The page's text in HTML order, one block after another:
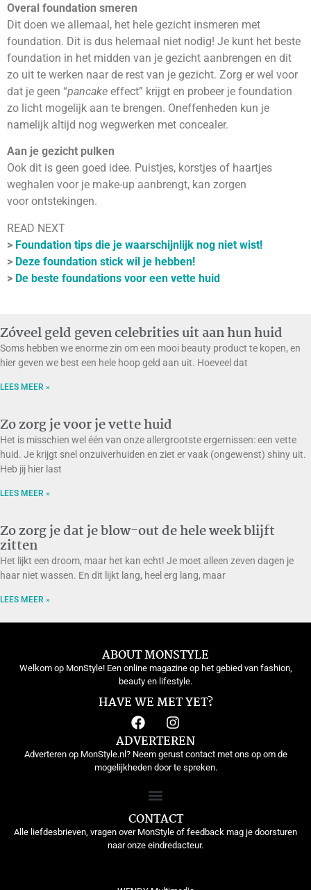
Overal foundation smeren
Dit doen we allemaal, het hele gezicht insmeren met
foundation. Dit is dus helemaal niet nodig! Je kunt het beste
foundation in het midden van je gezicht aanbrengen en dit
zo uit te werken naar de rest van je gezicht. Zorg er wel voor
dat je geen “pancake effect” krijgt en probeer je foundation
zo licht mogelijk aan te brengen. Oneffenheden kun je
namelijk altijd nog wegwerken met concealer.
Aan je gezicht pulken
Ook dit is geen goed idee. Puistjes, korstjes of haartjes
weghalen voor je make-up aanbrengt, kan zorgen
voor ontstekingen.
READ NEXT
> Foundation tips die je waarschijnlijk nog niet wist!
> Deze foundation stick wil je hebben!
> De beste foundations voor een vette huid
Zóveel geld geven celebrities uit aan hun huid
Soms hebben we enorme zin om een mooi beauty product te kopen, en
hier geven we best een hele hoop geld aan uit. Hoeveel dat
LEES MEER »
Zo zorg je voor je vette huid
Het is misschien wel één van onze allergrootste ergernissen: een vette
huid. Je krijgt snel onzuiverhuiden en ziet er vaak (ongewenst) shiny uit.
Heb jij hier last
LEES MEER »
Zo zorg je dat je blow-out de hele week blijft
zitten
Het lijkt een droom, maar het kan echt! Je moet alleen zeven dagen je
haar niet wassen. En dit lijkt lang, heel erg lang, maar
LEES MEER »
ABOUT MONSTYLE
Welkom op MonStyle! Een online magazine op het gebied van fashion,
beauty en lifestyle.
HAVE WE MET YET?
ADVERTEREN
Adverteren op MonStyle.nl? Neem gerust contact met ons op om de
mogelijkheden door te spreken.
CONTACT
Alle liefdesbrieven, vragen over MonStyle of feedback mag je doorsturen
naar onze eindredacteur.